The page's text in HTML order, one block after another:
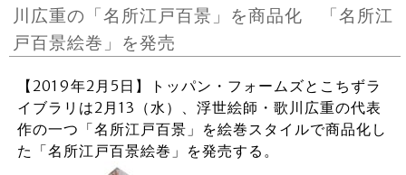
川広重の「名所江戸百景」を商品化 「名所江
戸百景絵巻」を発売
【2019年2月5日】トッパン・フォームズとこちずラ
イブラリは2月13（水）、浮世絵師・歌川広重の代表
作の一つ「名所江戸百景」を絵巻スタイルで商品化し
た「名所江戸百景絵巻」を発売する。